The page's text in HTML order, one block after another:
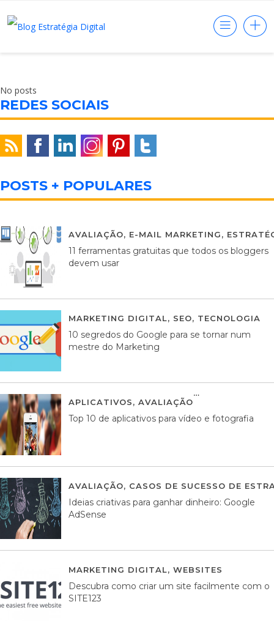
No posts
REDES SOCIAIS
POSTS + POPULARES
AVALIAÇÃO, E-MAIL MARKETING,
11 ferramentas gratuitas que todos os bloggers
devem usar
MARKETING DIGITAL, SEO, TECNOLOGIA
10 segredos do Google para se tornar num
mestre do Marketing
APLICATIVOS, AVALIAÇÃO
Top 10 de aplicativos para vídeo e fotografia
AVALIAÇÃO, CASOS DE SUCESSO DE
Ideias criativas para ganhar dinheiro: Google
AdSense
MARKETING DIGITAL, WEBSITES
Descubra como criar um site facilmente com o
SITE123